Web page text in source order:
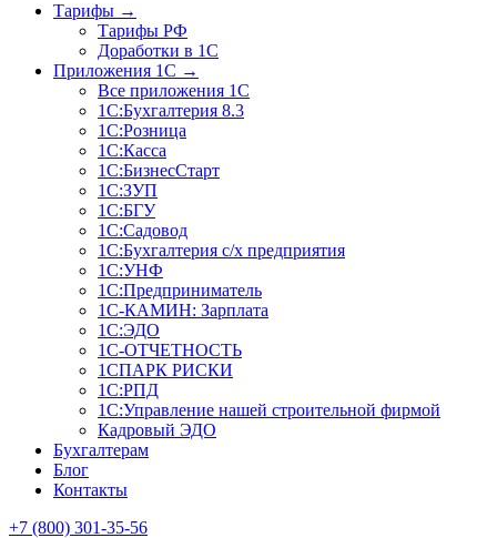
Тарифы →
Тарифы РФ
Доработки в 1C
Приложения 1C →
Все приложения 1С
1С:Бухгалтерия 8.3
1С:Розница
1С:Касса
1С:БизнесСтарт
1С:ЗУП
1С:БГУ
1С:Садовод
1С:Бухгалтерия с/х предприятия
1С:УНФ
1С:Предприниматель
1С-КАМИН: Зарплата
1С:ЭДО
1С-ОТЧЕТНОСТЬ
1СПАРК РИСКИ
1С:РПД
1С:Управление нашей строительной фирмой
Кадровый ЭДО
Бухгалтерам
Блог
Контакты
+7 (800) 301-35-56